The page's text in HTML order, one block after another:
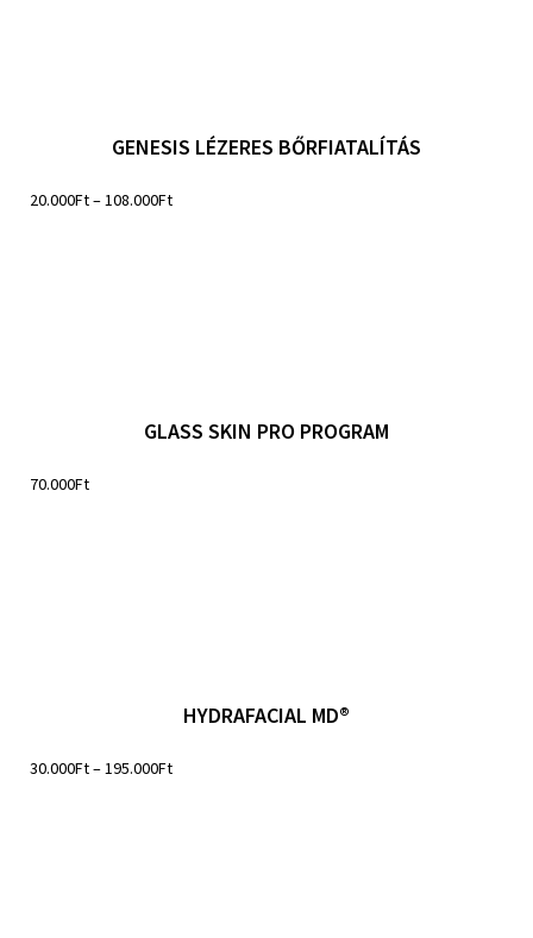
GENESIS LÉZERES BŐRFIATALÍTÁS
20.000Ft–108.000Ft
GLASS SKIN PRO PROGRAM
70.000Ft
HYDRAFACIAL MD®
30.000Ft–195.000Ft